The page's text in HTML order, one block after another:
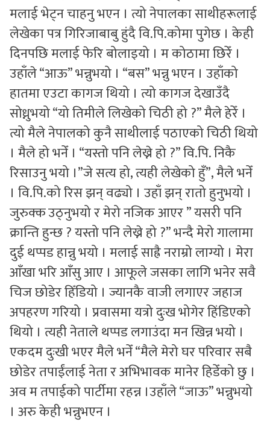
मलाई भेट्न चाहनु भएन । त्यो नेपालका साथीहरूलाई
लेखेका पत्र गिरिजाबाबु हुंदै वि.पि.कोमा पुगेछ । केही
दिनपछि मलाई फेरि बोलाइयो । म कोठामा छिरेँ ।
उहाँले “आऊ” भन्नुभयो । “बस” भन्नु भएन । उहाँको
हातमा एउटा कागज थियो । त्यो कागज देखाउँदै
सोध्नुभयो “यो तिमीले लिखेको चिठी हो ?” मैले हेरेँ ।
त्यो मैले नेपालको कुनै साथीलाई पठाएको चिठी थियो
। मैले हो भनेँ । “यस्तो पनि लेख्ने हो ?” वि.पि. निकै
रिसाउनु भयो ।”जे सत्य हो, त्यही लेखेको हुँ”, मैले भनेँ
। वि.पि.को रिस झन् वढ्यो । उहाँ झन् रातो हुनुभयो ।
जुरुक्क उठ्नुभयो र मेरो नजिक आएर ” यसरी पनि
क्रान्ति हुन्छ ? यस्तो पनि लेख्ने हो ?” भन्दै मेरो गालामा
दुई थप्पड हान्नु भयो । मलाई साह्रै नराम्रो लाग्यो । मेरा
आँखा भरि आँसु आए । आफूले जसका लागि भनेर सवै
चिज छोडेर हिँडियो । ज्यानकै वाजी लगाएर जहाज
अपहरण गरियो । प्रवासमा यत्रो दुःख भोगेर हिंडिएको
थियो । त्यही नेताले थप्पड लगाउंदा मन खिन्न भयो ।
एकदम दुःखी भएर मैले भनेँ “मैले मेरो घर परिवार सबै
छोडेर तपाईंलाई नेता र अभिभावक मानेर हिडेँको छु ।
अव म तपाईको पार्टीमा रहन्न ।उहाँले “जाऊ” भन्नुभयो
। अरु केही भन्नुभएन ।